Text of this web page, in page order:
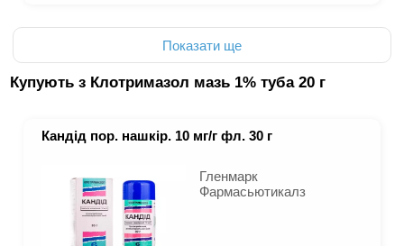
Показати ще
Купують з Клотримазол мазь 1% туба 20 г
Кандід пор. нашкір. 10 мг/г фл. 30 г
Гленмарк
Фармасьютикалз